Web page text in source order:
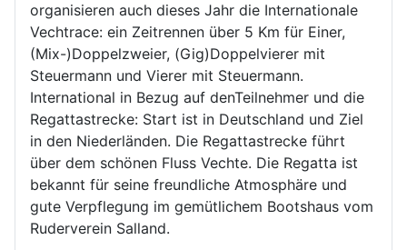
organisieren auch dieses Jahr die Internationale
Vechtrace: ein Zeitrennen über 5 Km für Einer,
(Mix-)Doppelzweier, (Gig)Doppelvierer mit
Steuermann und Vierer mit Steuermann.
International in Bezug auf denTeilnehmer und die
Regattastrecke: Start ist in Deutschland und Ziel
in den Niederländen. Die Regattastrecke führt
über dem schönen Fluss Vechte. Die Regatta ist
bekannt für seine freundliche Atmosphäre und
gute Verpflegung im gemütlichem Bootshaus vom
Ruderverein Salland.